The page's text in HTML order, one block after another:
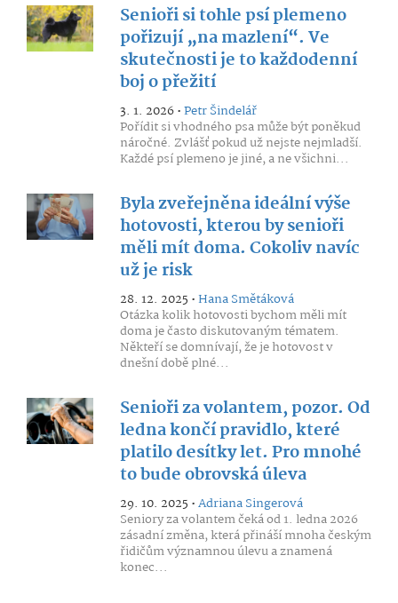
Senioři si tohle psí plemeno
pořizují „na mazlení“. Ve
skutečnosti je to každodenní
boj o přežití
3. 1. 2026 •Petr Šindelář
Pořídit si vhodného psa může být poněkud
náročné. Zvlášť pokud už nejste nejmladší.
Každé psí plemeno je jiné, a ne všichni...
Byla zveřejněna ideální výše
hotovosti, kterou by senioři
měli mít doma. Cokoliv navíc
už je risk
28. 12. 2025 •Hana Smětáková
Otázka kolik hotovosti bychom měli mít
doma je často diskutovaným tématem.
Někteří se domnívají, že je hotovost v
dnešní době plné...
Senioři za volantem, pozor. Od
ledna končí pravidlo, které
platilo desítky let. Pro mnohé
to bude obrovská úleva
29. 10. 2025 •Adriana Singerová
Seniory za volantem čeká od 1. ledna 2026
zásadní změna, která přináší mnoha českým
řidičům významnou úlevu a znamená
konec...